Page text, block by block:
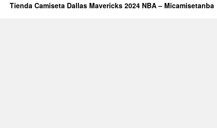
Tienda Camiseta Dallas Mavericks 2024 NBA – Micamisetanba